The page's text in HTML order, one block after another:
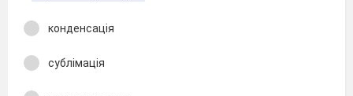
конденсація
сублімація